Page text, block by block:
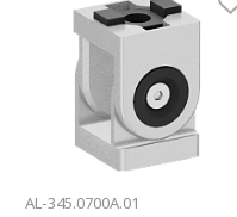
AL-345.0700A.01